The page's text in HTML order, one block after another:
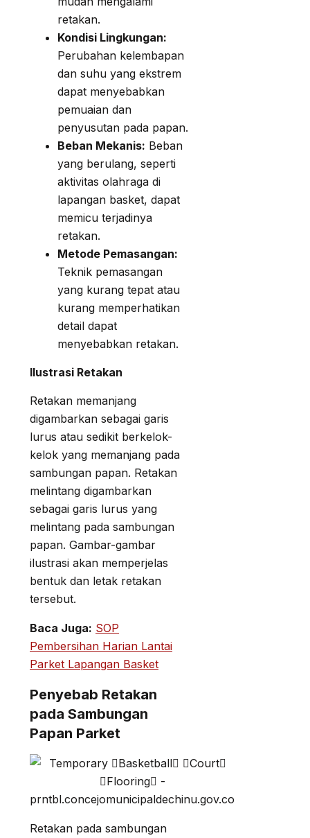
retakan.
Kondisi Lingkungan:
Perubahan kelembapan
dan suhu yang ekstrem
dapat menyebabkan
pemuaian dan
penyusutan pada papan.
Beban Mekanis: Beban
yang berulang, seperti
aktivitas olahraga di
lapangan basket, dapat
memicu terjadinya
retakan.
Metode Pemasangan:
Teknik pemasangan
yang kurang tepat atau
kurang memperhatikan
detail dapat
menyebabkan retakan.
Ilustrasi Retakan
Retakan memanjang
digambarkan sebagai garis
lurus atau sedikit berkelok-
kelok yang memanjang pada
sambungan papan. Retakan
melintang digambarkan
sebagai garis lurus yang
melintang pada sambungan
papan. Gambar-gambar
ilustrasi akan memperjelas
bentuk dan letak retakan
tersebut.
Baca Juga: SOP
Pembersihan Harian Lantai
Parket Lapangan Basket
Penyebab Retakan
pada Sambungan
Papan Parket
Retakan pada sambungan